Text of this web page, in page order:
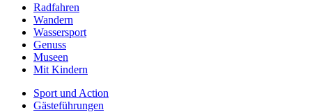
Radfahren
Wandern
Wassersport
Genuss
Museen
Mit Kindern
Sport und Action
Gästeführungen